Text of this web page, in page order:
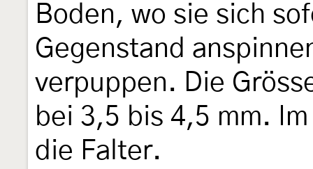
Boden, wo sie sich
Gegenstand
verpuppen. Die
bei 3,5 bis 4,5 mm.
die Falter.